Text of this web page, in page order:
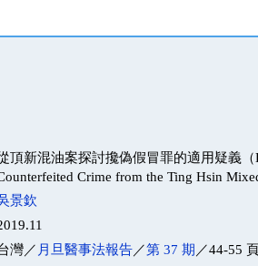
頂新混油案探討攙偽假冒罪的適用疑義（
Crime from the Ting Hsin
景欽
灣／ 月旦醫事法報告／第 37 期 ／44-55